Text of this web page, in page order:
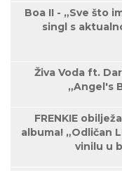
Boa II - „Sve što
singl s
Živa Voda ft.
„Angel's
FRENKIE
albuma! „Odličan
vinilu u